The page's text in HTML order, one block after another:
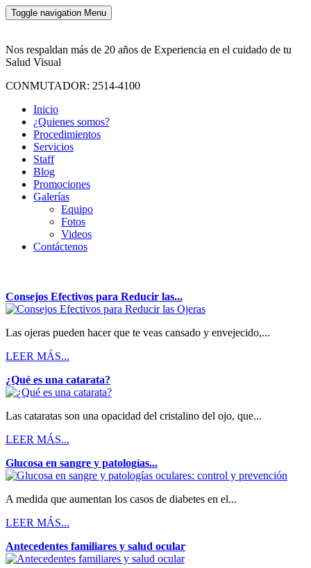
Toggle navigation Menu
Nos respaldan más de 20 años de Experiencia en el cuidado de tu
Salud Visual
CONMUTADOR: 2514-4100
Inicio
¿Quienes somos?
Procedimientos
Servicios
Staff
Blog
Promociones
Galerías
Equipo
Fotos
Videos
Contáctenos
Consejos Efectivos para Reducir las...
Las ojeras pueden hacer que te veas cansado y envejecido,...
LEER MÁS...
¿Qué es una catarata?
Las cataratas son una opacidad del cristalino del ojo, que...
LEER MÁS...
Glucosa en sangre y patologías...
A medida que aumentan los casos de diabetes en el...
LEER MÁS...
Antecedentes familiares y salud ocular